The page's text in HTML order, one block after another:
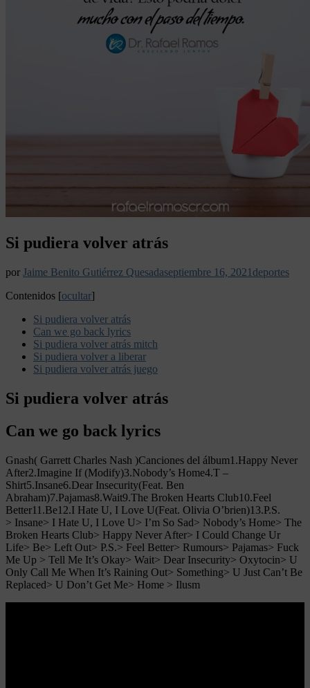
Si pudiera volver atrás
por Jaime Benito Gutiérrez Quesadaseptiembre 16, 2021 deportes
Contenidos [ocultar]
Si pudiera volver atrás
Can we go back lyrics
Si pudiera volver atrás mitch
Si pudiera volver a liberar
Si pudiera volver atrás juego
Si pudiera volver atrás
Can we go back lyrics
Gnash( Garrett Charles Nash )Canciones del álbum1.Happy Never
After2.Imagine If (Modify)3.Nobody’s Home4.T –
Shirt5.Insane6.Dear Insecurity(Feat. Ben
Abraham)7.Pajamas8.Wait9.The Broken Hearts Club10.Feel
Better11.Be12.I Hate U, I Love U(Feat. Olivia O’brien)13.P.S.
> Insane> I Hate U, I Love U> I’m So Sad> Nobody’s Home> The
Broken Hearts Club> Happy Never After> I Could Change Ur
Life> Be> Left Out> P.S.> Feel Better> Rumours> Pajamas> Fuck
Me Up > Tell Me It’s Okay> Wait> Dear Insecurity> Oxytocin> U
Only Call Me When It’s Raining Out> Something> U Just Can’t Be
Replaced> U Don’t Get Me> Home > Ilusm